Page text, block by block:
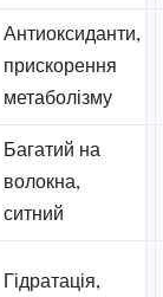
Антиоксиданти,
прискорення
метаболізму
Багатий на
волокна,
ситний
Гідратація,